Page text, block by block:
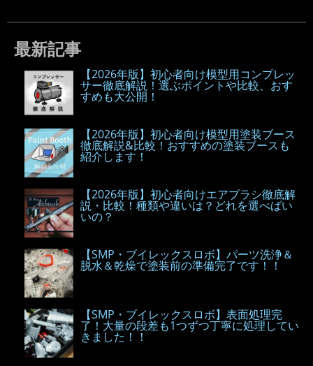
最新記事
【2026年版】初心者向け模型用コンプレッ
サー徹底解説！選ぶポイントや比較、おす
すめも大公開！
【2026年版】初心者向け模型用塗装ブース
徹底解説&比較！おすすめの塗装ブースも
紹介します！
【2026年版】初心者向けエアブラシ徹底解
説・比較！種類や違いは？どれを選べばい
いの？
【SMP・ブイレックスロボ】パーツ洗浄＆
脱水＆乾燥で塗装前の準備完了です！！
【SMP・ブイレックスロボ】表面処理完
了！大量の段差も1つずつ丁寧に処理してい
きました！！